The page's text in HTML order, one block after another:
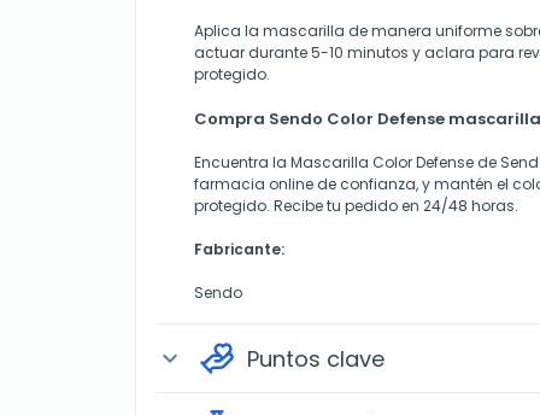
Aplica la mascarilla de manera uniforme
actuar durante 5-10 minutos y aclara para
protegido.
Compra Sendo Color Defense
Encuentra la Mascarilla Color Defense de
farmacia online de confianza, y mantén el
protegido. Recibe tu pedido en 24/48 horas.
Fabricante:
Sendo
expand_more Puntos clave